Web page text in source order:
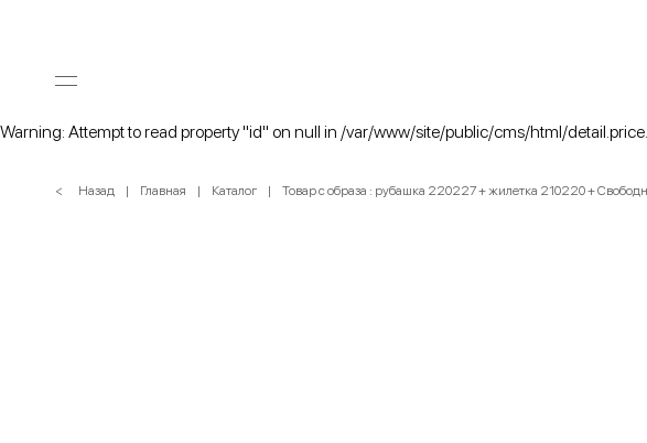
Warning: Attempt to read property "id" on null in /var/www/site/public/cms/html/
< Назад Главная Каталог Товар с образа : рубашка 220227 + жилетка 210220 +